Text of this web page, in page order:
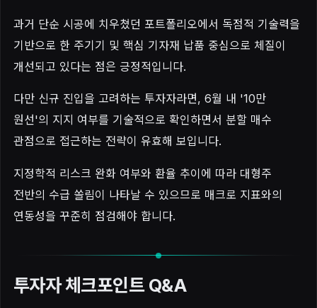
과거 단순 시공에 치우쳤던 포트폴리오에서 독점적 기술력을
기반으로 한 주기기 및 핵심 기자재 납품 중심으로 체질이
개선되고 있다는 점은 긍정적입니다.
다만 신규 진입을 고려하는 투자자라면, 6월 내 '10만
원선'의 지지 여부를 기술적으로 확인하면서 분할 매수
관점으로 접근하는 전략이 유효해 보입니다.
지정학적 리스크 완화 여부와 환율 추이에 따라 대형주
전반의 수급 쏠림이 나타날 수 있으므로 매크로 지표와의
연동성을 꾸준히 점검해야 합니다.
투자자 체크포인트 Q&A